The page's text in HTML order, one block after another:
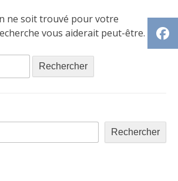
ne soit trouvé pour votre
vous aiderait peut-être.
Rechercher